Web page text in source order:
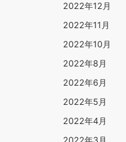
2022年12月
2022年11月
2022年10月
2022年8月
2022年6月
2022年5月
2022年4月
2022年3月